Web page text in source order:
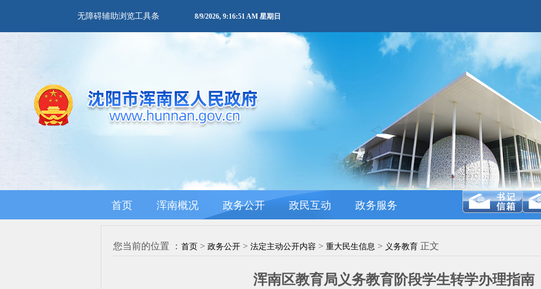
无障碍辅助浏览工具条 8/9/2026, 9:16:51 AM 星期日
首页 浑南概况 政务公开 政民互动 政务服务
您当前的位置 ： 首页 > 政务公开 > 法定主动公开内容 > 重大民生信息 > 义务教育 正文
浑南区教育局义务教育阶段学生转学办理指南